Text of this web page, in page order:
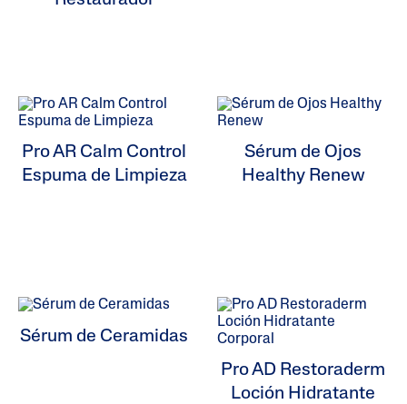
Pro AR Calm Control
Espuma de Limpieza
Sérum de Ojos
Healthy Renew
Sérum de Ceramidas
Pro AD Restoraderm
Loción Hidratante